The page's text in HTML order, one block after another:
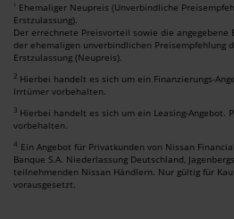
1 Ehemaliger Neupreis (Unverbindliche
Erstzulassung).
Der errechnete Preisvorteil sowie die angegebene
der ehemaligen unverbindlichen Preisempfehlung
Erstzulassung (Neupreis).
2 Hierbei handelt es sich um ein Finanzierungs-
Irrtümer vorbehalten.
3 Hierbei handelt es sich um ein Leasing-Angebot.
vorbehalten.
4 Ein Angebot für Privatkunden von Nissan
Banque S.A. Niederlassung Deutschland,
teilnehmenden Nissan Händlern. Nur gültig für
vorausgesetzt.